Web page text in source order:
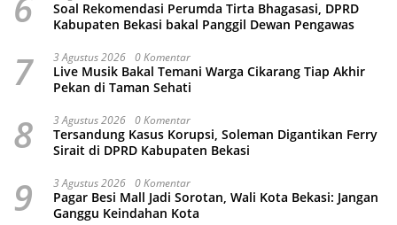
Soal Rekomendasi Perumda Tirta Bhagasasi, DPRD
Kabupaten Bekasi bakal Panggil Dewan Pengawas
7 3 Agustus 2026 0 Komentar
Live Musik Bakal Temani Warga Cikarang Tiap Akhir
Pekan di Taman Sehati
8 3 Agustus 2026 0 Komentar
Tersandung Kasus Korupsi, Soleman Digantikan Ferry
Sirait di DPRD Kabupaten Bekasi
9 3 Agustus 2026 0 Komentar
Pagar Besi Mall Jadi Sorotan, Wali Kota Bekasi: Jangan
Ganggu Keindahan Kota